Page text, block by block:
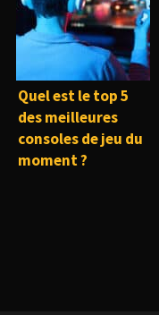
Quel est le top 5
des meilleures
consoles de jeu du
moment ?